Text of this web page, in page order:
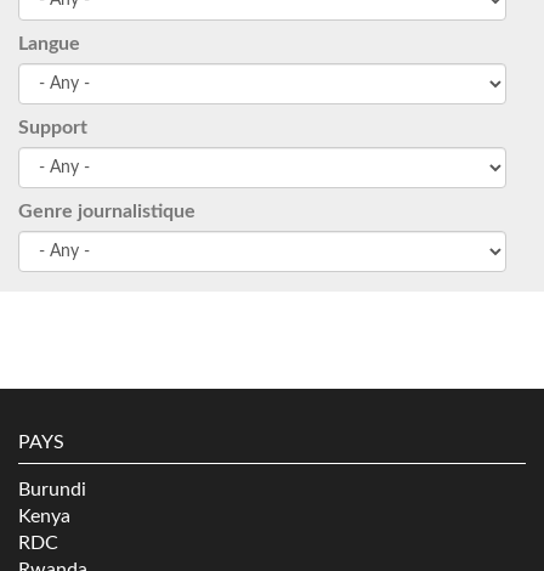
Langue
Support
Genre journalistique
PAYS
Burundi
Kenya
RDC